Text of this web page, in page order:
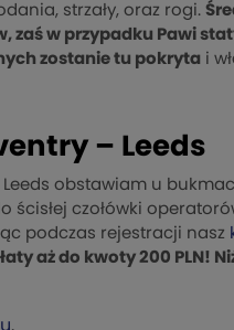
strzały, oraz rogi.
zaś w przypadku Pawi
zostanie tu pokryta i
– Leeds
obstawiam u
ścisłej czołówki
podczas rejestracji nasz
aż do kwoty 200 PLN!
.